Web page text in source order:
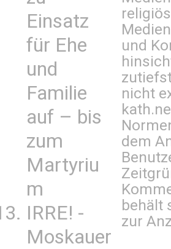
Einsatz
für Ehe
und
Familie
auf – bis
zum
Martyriu
m
IRRE! -
Moskauer
und
nicht
dem
behält
zur